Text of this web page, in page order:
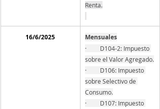
Renta.
16/6/2025 Mensuales
·         D104-2: Impuesto
sobre el Valor Agregado.
·         D106: Impuesto
sobre Selectivo de
Consumo.
·         D107: Impuesto